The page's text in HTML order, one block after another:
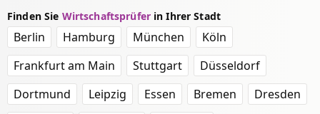
Finden Sie Wirtschaftsprüferin Ihrer Stadt
Berlin Hamburg München
Köln
Frankfurt am Main
Stuttgart
Düsseldorf
Dortmund
Leipzig Essen Bremen
Dresden